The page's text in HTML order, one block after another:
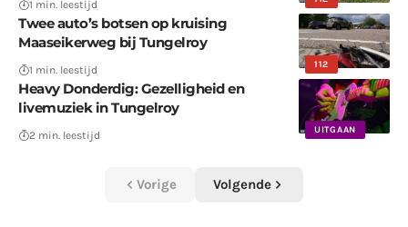
1 min. leestijd
112
Twee auto’s botsen op kruising
Maaseikerweg bij Tungelroy
1 min. leestijd
UITGAAN
Heavy Donderdig: Gezelligheid en
livemuziek in Tungelroy
2 min. leestijd
Vorige Volgende